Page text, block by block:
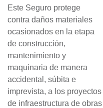
Este Seguro protege
contra daños materiales
ocasionados en la etapa
de construcción,
mantenimiento y
maquinaria de manera
accidental, súbita e
imprevista, a los proyectos
de infraestructura de obras